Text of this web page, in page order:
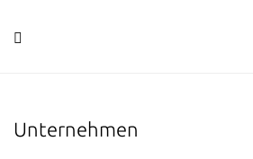
Unternehmen